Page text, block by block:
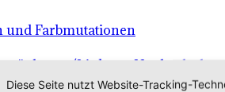
und Farbmutationen
(Link zur Hochschule
Diese Seite nutzt Website-Tracking-